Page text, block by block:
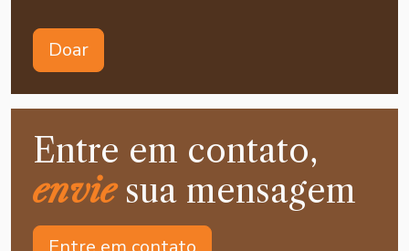
Doar
Entre em contato,
enviesua mensagem